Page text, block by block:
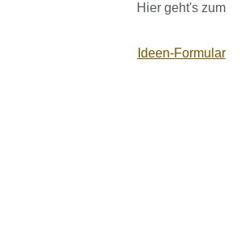
Hier geht's zum
Ideen-Formular